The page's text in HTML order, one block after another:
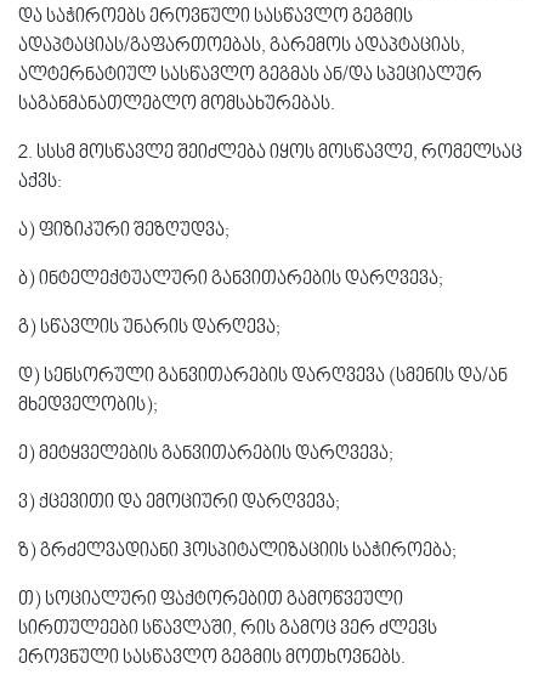
და საჭიროებს ეროვნული სასწავლო გეგმის
ადაპტაციას/გაფართოებას, გარემოს ადაპტაციას,
ალტერნატიულ სასწავლო გეგმას ან/და სპეციალურ
საგანმანათლებლო მომსახურებას.
2. სსსმ მოსწავლე შეიძლება იყოს მოსწავლე, რომელსაც
აქვს:
ა) ფიზიკური შეზღუდვა;
ბ) ინტელექტუალური განვითარების დარღვევა;
გ) სწავლის უნარის დარღევა;
დ) სენსორული განვითარების დარღვევა (სმენის და/ან
მხედველობის);
ე) მეტყველების განვითარების დარღვევა;
ვ) ქცევითი და ემოციური დარღვევა;
ზ) გრძელვადიანი ჰოსპიტალიზაციის საჭიროება;
თ) სოციალური ფაქტორებით გამოწვეული
სირთულეები სწავლაში, რის გამოც ვერ ძლევს
ეროვნული სასწავლო გეგმის მოთხოვნებს.